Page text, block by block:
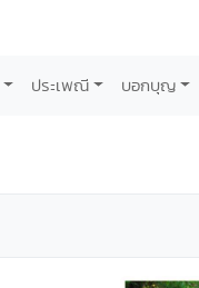
ประเพณี บอกบุญ